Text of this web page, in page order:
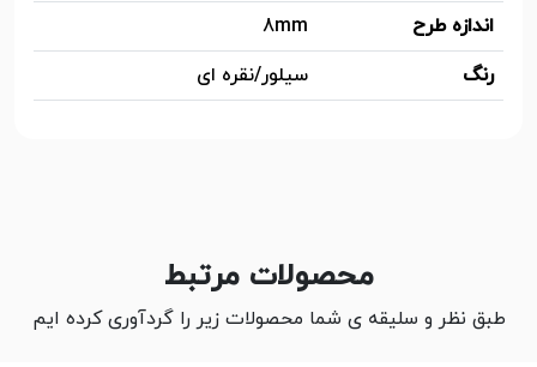
اندازه طرح
8mm
رنگ
سیلور/نقره ای
محصولات مرتبط
طبق نظر و سلیقه ی شما محصولات زیر را گردآوری کرده ایم